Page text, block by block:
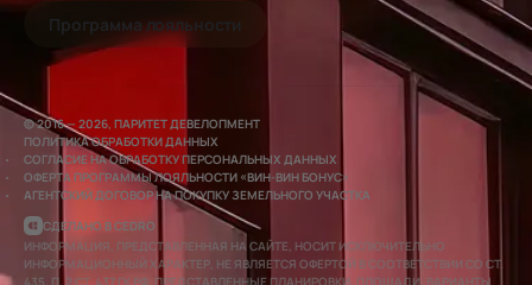
Программа лояльности
© 2016 — 2026, ПАРИТЕТ ДЕВЕЛОПМЕНТ
ПОЛИТИКА ОБРАБОТКИ ДАННЫХ
СОГЛАСИЕ НА ОБРАБОТКУ ПЕРСОНАЛЬНЫХ ДАННЫХ
ОФЕРТА ПРОГРАММЫ ЛОЯЛЬНОСТИ «ВИН-ВИН БОНУС»
АГЕНТСКИЙ ДОГОВОР НА ПОКУПКУ ЗЕМЕЛЬНОГО УЧАСТКА
СДЕЛАНО В CEDRO
ИНФОРМАЦИЯ, ПРЕДСТАВЛЕННАЯ НА САЙТЕ, НОСИТ ИСКЛЮЧИТЕЛЬНО
ИНФОРМАЦИОННЫЙ ХАРАКТЕР, НЕ ЯВЛЯЕТСЯ ОФЕРТОЙ В СООТВЕТСТВИИ СО СТ.
435, П. 2 СТ. 437 ГК РФ. ПРЕДСТАВЛЕННЫЕ ПЛАНИРОВКИ, ПЛОЩАДИ, ВАРИАНТЫ